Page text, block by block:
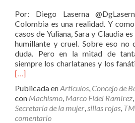
Por: Diego Laserna
Colombia es una realidad. Y
casos de Yuliana, Sara y Claudia
humillante y cruel. Sobre eso no
duda. Pero en la mitad de
siempre los charlatanes y los
[…]
Publicada enArtículos, Concejo de
con Machismo, Marco Fidel Ramirez,
Secretaría de la mujer,sillas rojas, TM
comentario